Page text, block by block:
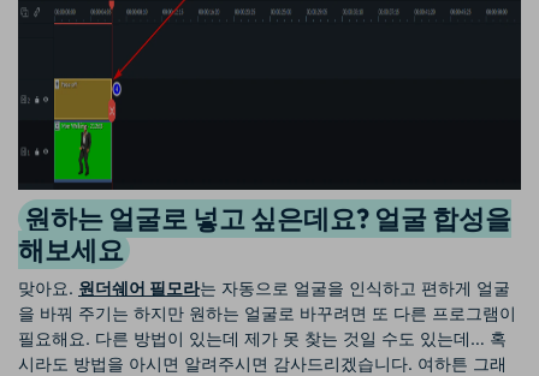
원하는 얼굴로 넣고 싶은데요? 얼굴 합성을
해보세요
맞아요. 원더쉐어 필모라는 자동으로 얼굴을 인식하고 편하게 얼굴
을 바꿔 주기는 하지만 원하는 얼굴로 바꾸려면 또 다른 프로그램이
필요해요. 다른 방법이 있는데 제가 못 찾는 것일 수도 있는데… 혹
시라도 방법을 아시면 알려주시면 감사드리겠습니다. 여하튼 그래